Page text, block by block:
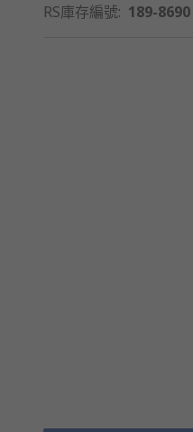
RS庫存編號: 189-8690